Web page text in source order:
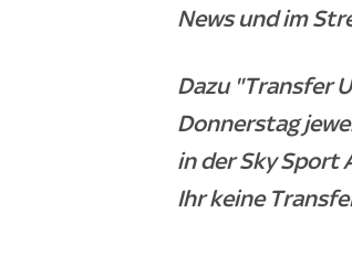
News und im
Dazu "Transfer
Donnerstag
in der Sky Sport
Ihr keine